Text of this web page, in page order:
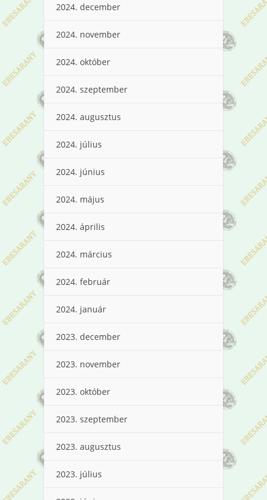
2024. december
2024. november
2024. október
2024. szeptember
2024. augusztus
2024. július
2024. június
2024. május
2024. április
2024. március
2024. február
2024. január
2023. december
2023. november
2023. október
2023. szeptember
2023. augusztus
2023. július